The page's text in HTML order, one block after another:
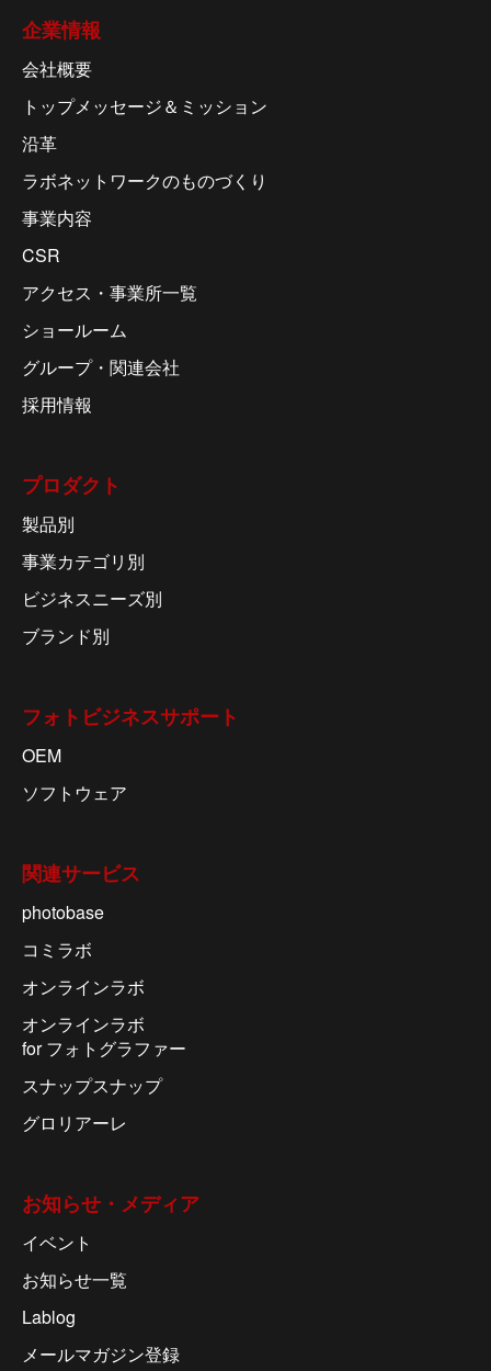
企業情報
会社概要
トップメッセージ＆ミッション
沿革
ラボネットワークのものづくり
事業内容
CSR
アクセス・事業所一覧
ショールーム
グループ・関連会社
採用情報
プロダクト
製品別
事業カテゴリ別
ビジネスニーズ別
ブランド別
フォトビジネスサポート
OEM
ソフトウェア
関連サービス
photobase
コミラボ
オンラインラボ
オンラインラボ
for フォトグラファー
スナップスナップ
グロリアーレ
お知らせ・メディア
イベント
お知らせ一覧
Lablog
メールマガジン登録